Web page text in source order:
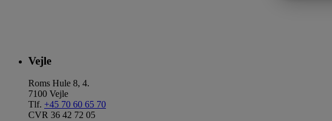
Vejle
Roms Hule 8, 4.
7100 Vejle
Tlf. +45 70 60 65 70
CVR 36 42 72 05